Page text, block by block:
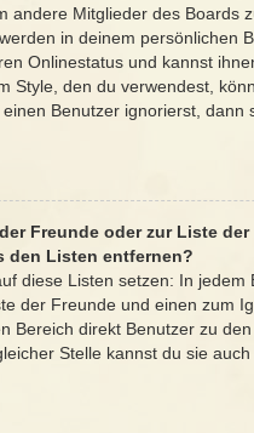
andere Mitglieder des Boards
in deinem persönlichen
Onlinestatus und kannst
Style, den du verwendest,
Benutzer ignorierst, dann
Freunde oder zur Liste
den Listen entfernen?
diese Listen setzen: In
der Freunde und einen zum
Bereich direkt Benutzer zu
Stelle kannst du sie